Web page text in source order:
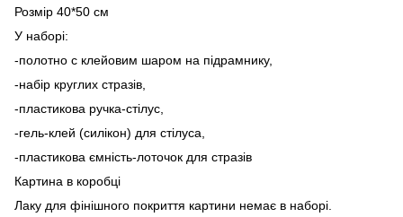
Розмір 40*50 см
У наборі:
-полотно с клейовим шаром на підрамнику,
-набір круглих стразів,
-пластикова ручка-стілус,
-гель-клей (силікон) для стілуса,
-пластикова ємність-лоточок для стразів
Картина в коробці
Лаку для фінішного покриття картини немає в наборі.